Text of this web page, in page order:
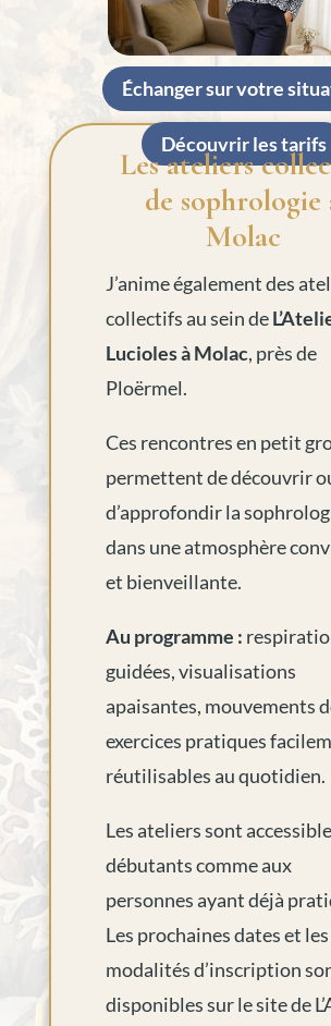
Échanger sur votre
Découvrir les tarifs
Les ateliers
de sophrologie
Molac
J’anime également des
collectifs au sein de
Lucioles à Molac, près de
Ploërmel.
Ces rencontres en petit
permettent de découvrir
d’approfondir la
dans une atmosphère
et bienveillante.
Au programme :
guidées, visualisations
apaisantes, mouvements
exercices pratiques
réutilisables au quotidien.
Les ateliers sont
débutants comme aux
personnes ayant déjà
Les prochaines dates et les
modalités d’inscription
disponibles sur le site de